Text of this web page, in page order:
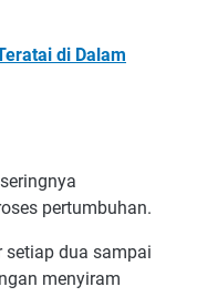
di Dalam
pertumbuhan.
setiap dua sampai
menyiram